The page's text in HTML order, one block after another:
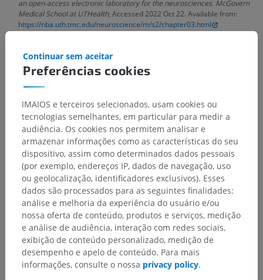
an open-access electronic laboratory for the neurosciences. McGovern
Medical School at UTHealth; Accessed 2022 Oct 22. Available from:
https://nba.uth.tmc.edu/neuroscience/m/s2/chapter03.html
Quarterly Journal of Experimental Physiology: Translation and
Integration, 67(2), pp.193-212.
https://doi.org/10.1113/expphysiol.1982.sp002630
Morphology. [Updated 2021 Oct 30].In: StatPearls [Internet].Treasure
Island (FL): StatPearls Publishing; 2022 Jan-. Available from:
https://www.ncbi.nlm.nih.gov/books/NBK545206/
Galeria
Preferências cookies
Continuar sem aceitar
IMAIOS e terceiros selecionados, usam cookies ou
tecnologias semelhantes, em particular para medir a
audiência. Os cookies nos permitem analisar e
armazenar informações como as características do seu
dispositivo, assim como determinados dados pessoais
(por exemplo, endereços IP, dados de navegação, uso
ou geolocalização, identificadores exclusivos). Esses
dados são processados para as seguintes finalidades:
análise e melhoria da experiência do usuário e/ou
nossa oferta de conteúdo, produtos e serviços, medição
e análise de audiência, interação com redes sociais,
exibição de conteúdo personalizado, medição de
desempenho e apelo de conteúdo. Para mais
informações, consulte o nossa privacy policy.